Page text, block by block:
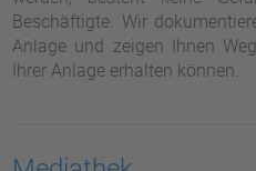
Beschäftigte. Wir
Anlage und zeigen Ihnen
Ihrer Anlage erhalten können.